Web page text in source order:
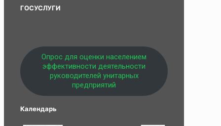
ГОСУСЛУГИ
Опрос для оценки населением
эффективности деятельности
руководителей унитарных
предприятий
Календарь